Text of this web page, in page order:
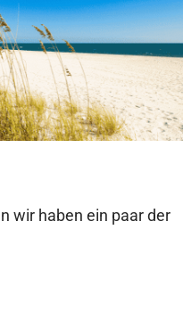
wir haben ein paar der